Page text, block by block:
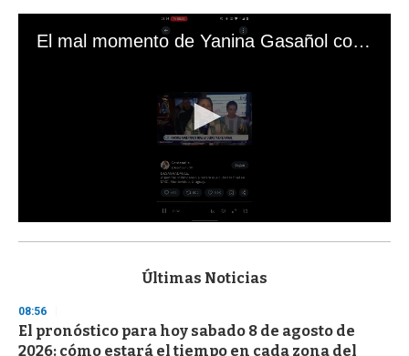
El mal momento de Yanina Gasañol con un hincha argentino en "Subrayado"
s
d
s
o
Últimas Noticias
08:56
El pronóstico para hoy sabado 8 de agosto de
2026: cómo estará el tiempo en cada zona del